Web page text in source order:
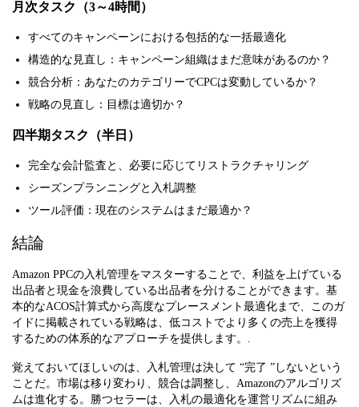
月次タスク（3～4時間）
すべてのキャンペーンにおける包括的な一括最適化
構造的な見直し：キャンペーン組織はまだ意味があるのか？
競合分析：あなたのカテゴリーでCPCは変動しているか？
戦略の見直し：目標は適切か？
四半期タスク（半日）
完全な会計監査と、必要に応じてリストラクチャリング
シーズンプランニングと入札調整
ツール評価：現在のシステムはまだ最適か？
結論
Amazon PPCの入札管理をマスターすることで、利益を上げている
出品者と現金を浪費している出品者を分けることができます。基
本的なACOS計算式から高度なプレースメント最適化まで、このガ
イドに掲載されている戦略は、低コストでより多くの売上を獲得
するための体系的なアプローチを提供します。.
覚えておいてほしいのは、入札管理は決して “完了 ”しないという
ことだ。市場は移り変わり、競合は調整し、Amazonのアルゴリズ
ムは進化する。勝つセラーは、入札の最適化を運営リズムに組み